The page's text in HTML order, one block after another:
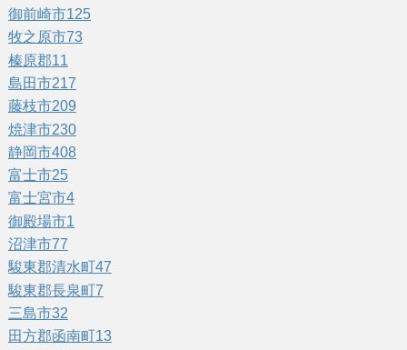
御前崎市125
牧之原市73
榛原郡11
島田市217
藤枝市209
焼津市230
静岡市408
富士市25
富士宮市4
御殿場市1
沼津市77
駿東郡清水町47
駿東郡長泉町7
三島市32
田方郡函南町13